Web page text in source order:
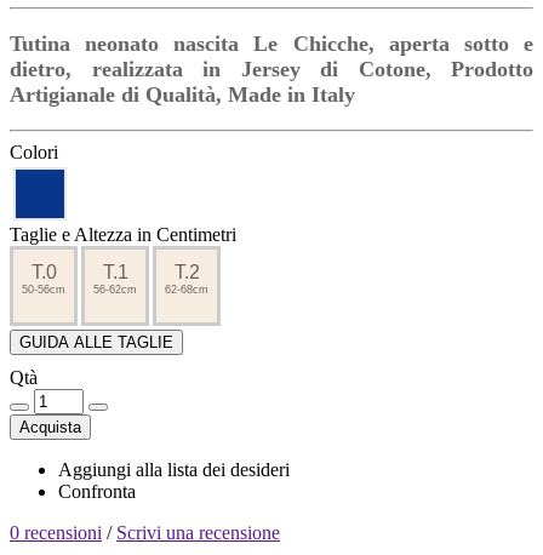
Tutina neonato nascita Le Chicche, aperta sotto e
dietro, realizzata in Jersey di Cotone, Prodotto
Artigianale di Qualità, Made in Italy
Colori
Taglie e Altezza in Centimetri
T.0
50-56cm
T.1
56-62cm
T.2
62-68cm
GUIDA ALLE TAGLIE
Qtà
Acquista
Aggiungi alla lista dei desideri
Confronta
0 recensioni / Scrivi una recensione